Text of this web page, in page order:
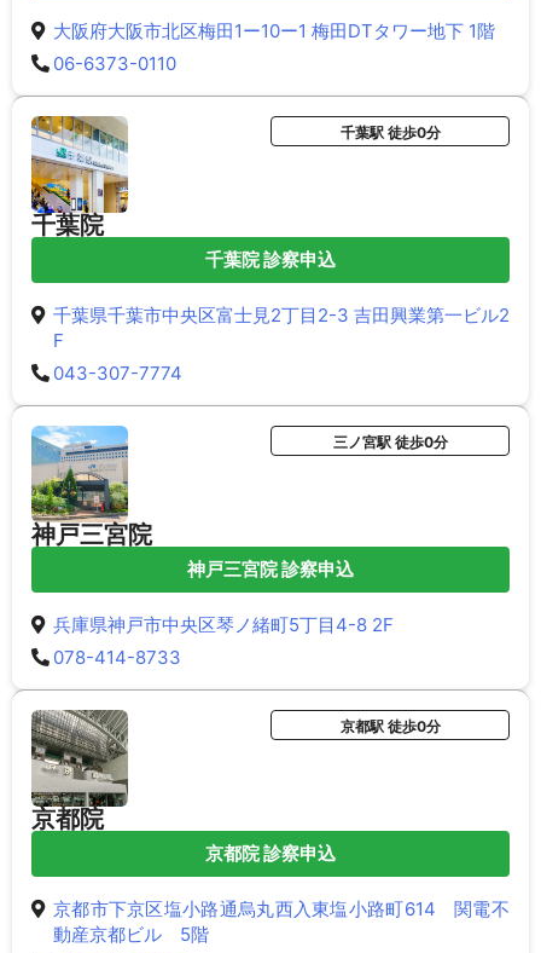
大阪府大阪市北区梅田1ー10ー1 梅田DTタワー地下 1階
06-6373-0110
千葉院
千葉駅 徒歩0分
千葉院 診察申込
千葉県千葉市中央区富士見2丁目2-3 吉田興業第一ビル2
F
043-307-7774
神戸三宮院
三ノ宮駅 徒歩0分
神戸三宮院 診察申込
兵庫県神戸市中央区琴ノ緒町5丁目4-8 2F
078-414-8733
京都院
京都駅 徒歩0分
京都院 診察申込
京都市下京区塩小路通烏丸西入東塩小路町614 関電不
動産京都ビル 5階